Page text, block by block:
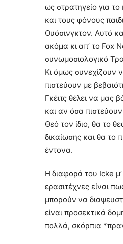
ως στρατηγείο για
και τους φόνους
Ουόσινγκτον. Αυτό
ακόμα κι απ’ το Fox
συνωμοσιολογικό
Κι όμως συνεχίζουν
πιστεύουν με
Γκέιτς θέλει να μας
και αν όσα
Θεό τον ίδιο, θα το
δικαίωσης και θα το
έντονα.
Η διαφορά του Icke
ερασιτέχνες είναι
μπορούν να
είναι προσεκτικά
πολλά, σκόρπια